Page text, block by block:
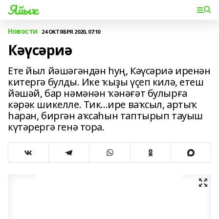
Яйыҡ
Новости 24 ОКТЯБРЯ 2020, 07:10
Кәүсәриә
Ете йыл йәшәгәндән һуң, Кәүсәриә иренән
китергә булды. Ике ҡыҙы үҫеп килә, етеш
йәшәй, бар нәмәнән ҡәнәғәт булырға
кәрәк шикелле. Тик...ире ваҡсыл, артыҡ
һаран, биргән аҡсаһын таптырып тауыш
күтәрергә генә тора.